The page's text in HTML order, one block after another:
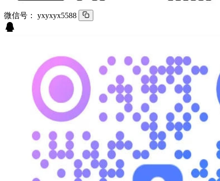
微信号： yxyxyx5588